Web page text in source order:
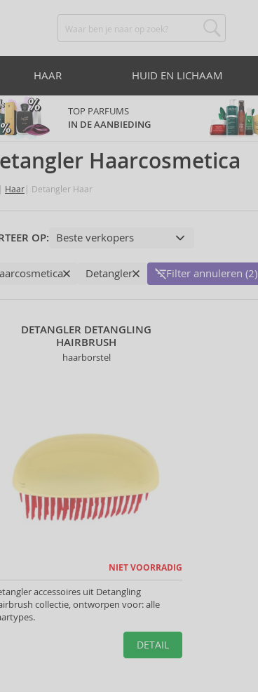
HAAR HUID EN LICHAAM
TOP PARFUMS
IN DE AANBIEDING
Haarcosmetica
Haar Detangler Haar
OP:
Detangler Filter annuleren (2)
DETANGLER DETANGLING
HAIRBRUSH
haarborstel
NIET VOORRADIG
accessoires uit Detangling
collectie, ontworpen voor: alle
DETAIL